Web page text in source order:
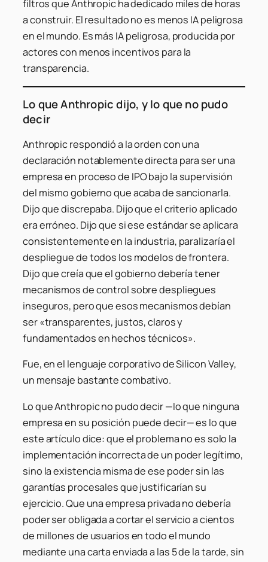
filtros que Anthropic ha dedicado miles de horas
a construir. El resultado no es menos IA peligrosa
en el mundo. Es más IA peligrosa, producida por
actores con menos incentivos para la
transparencia.
Lo que Anthropic dijo, y lo que no pudo
decir
Anthropic respondió a la orden con una
declaración notablemente directa para ser una
empresa en proceso de IPO bajo la supervisión
del mismo gobierno que acaba de sancionarla.
Dijo que discrepaba. Dijo que el criterio aplicado
era erróneo. Dijo que si ese estándar se aplicara
consistentemente en la industria, paralizaría el
despliegue de todos los modelos de frontera.
Dijo que creía que el gobierno debería tener
mecanismos de control sobre despliegues
inseguros, pero que esos mecanismos debían
ser «transparentes, justos, claros y
fundamentados en hechos técnicos».
Fue, en el lenguaje corporativo de Silicon Valley,
un mensaje bastante combativo.
Lo que Anthropic no pudo decir —lo que ninguna
empresa en su posición puede decir— es lo que
este artículo dice: que el problema no es solo la
implementación incorrecta de un poder legítimo,
sino la existencia misma de ese poder sin las
garantías procesales que justificarían su
ejercicio. Que una empresa privada no debería
poder ser obligada a cortar el servicio a cientos
de millones de usuarios en todo el mundo
mediante una carta enviada a las 5 de la tarde, sin